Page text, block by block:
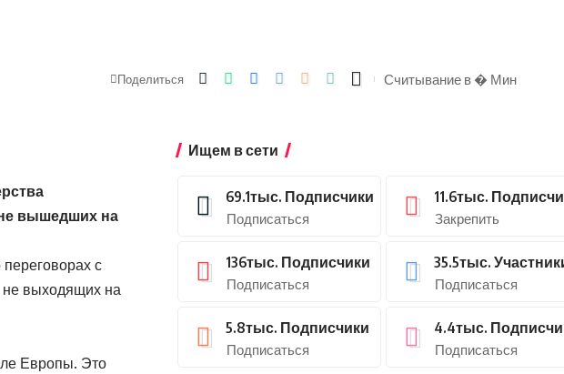
Поделиться Считывание в � Мин
вышедших на
с
не выходящих на
Европы. Это
Ищем в сети
69.1тыс. Подписчики
Подписаться
11.6тыс.
Закрепить
136тыс. Подписчики
Подписаться
35.5тыс.
Подписаться
5.8тыс. Подписчики
Подписаться
4.4тыс.
Подписаться